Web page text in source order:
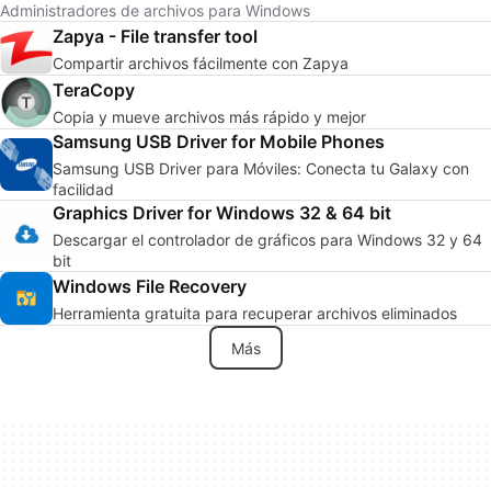
Administradores de archivos para Windows
Zapya - File transfer tool
Compartir archivos fácilmente con Zapya
TeraCopy
Copia y mueve archivos más rápido y mejor
Samsung USB Driver for Mobile Phones
Samsung USB Driver para Móviles: Conecta tu Galaxy con
facilidad
Graphics Driver for Windows 32 & 64 bit
Descargar el controlador de gráficos para Windows 32 y 64
bit
Windows File Recovery
Herramienta gratuita para recuperar archivos eliminados
Más